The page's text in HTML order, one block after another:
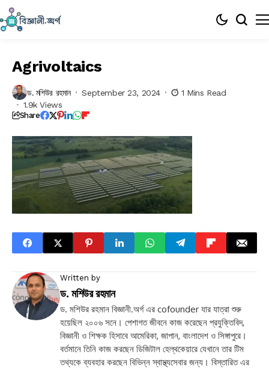
Agrivoltaics
ড. মশিউর রহমান September 23, 2024
1 Mins Read
1.9k Views
Share
Written by
ড. মশিউর রহমান
ড. মশিউর রহমান বিজ্ঞানী.অর্গ এর cofounder যার যাত্রা শুরু
হয়েছিল ২০০৬ সনে। পেশাগত জীবনে কাজ করেছেন প্রযুক্তিবিদ,
বিজ্ঞানী ও শিক্ষক হিসাবে আমেরিকা, জাপান, বাংলাদেশ ও সিঙ্গাপুরে।
বর্তমানে তিনি কাজ করছেন ডিজিটাল হেল্থকেয়ারে যেখানে তার টিম
তথ্যকে ব্যবহার করছেন বিভিন্ন স্বাস্থ্যসেবার জন্য। বিস্তারিত এর